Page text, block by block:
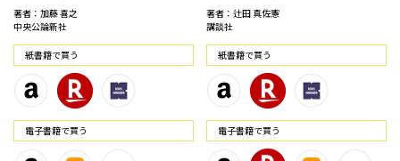
著者：加藤 喜之
中央公論新社
紙書籍で買う
電⼦書籍で買う
著者：辻田 真佐憲
講談社
紙書籍で買う
電⼦書籍で買う